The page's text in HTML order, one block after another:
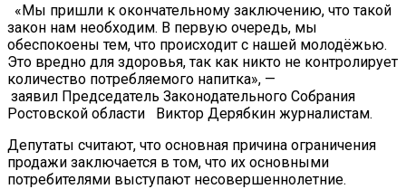
«Мы пришли к окончательному заключению, что такой
закон нам необходим. В первую очередь, мы
обеспокоены тем, что происходит с нашей молодёжью.
Это вредно для здоровья, так как никто не контролирует
количество потребляемого напитка», —
заявил Председатель Законодательного Собрания
Ростовской области Виктор Дерябкин журналистам.
Депутаты считают, что основная причина ограничения
продажи заключается в том, что их основными
потребителями выступают несовершеннолетние.